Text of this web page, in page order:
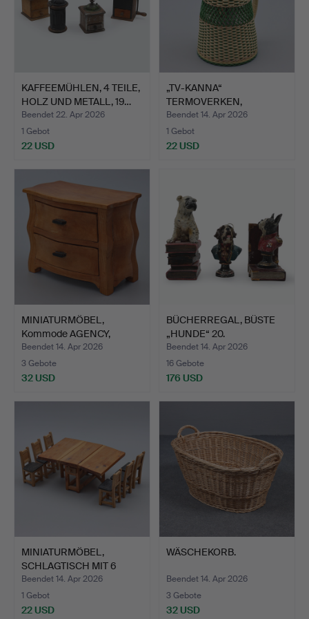
KAFFEEMÜHLEN, 4 TEILE,
HOLZ UND METALL, 19…
Beendet 22. Apr 2026
1 Gebot
22 USD
„TV-KANNA“
TERMOVERKEN,
JÖNKÖPING, SCHWEDE…
Beendet 14. Apr 2026
1 Gebot
22 USD
MINIATURMÖBEL,
Kommode AGENCY,
SCHUBLADEN,…
Beendet 14. Apr 2026
3 Gebote
32 USD
BÜCHERREGAL, BÜSTE
„HUNDE“ 20.
JAHRHUNDERT…
Beendet 14. Apr 2026
16 Gebote
176 USD
MINIATURMÖBEL,
SCHLAGTISCH MIT 6
STÜHLEN, …
Beendet 14. Apr 2026
1 Gebot
22 USD
WÄSCHEKORB.
Beendet 14. Apr 2026
3 Gebote
32 USD